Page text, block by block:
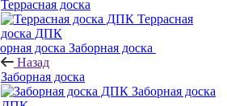
Террасная доска
Террасная
доска ДПК
Заборная доска
Назад
Заборная доска
Заборная доска